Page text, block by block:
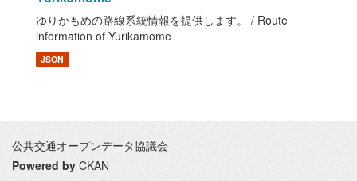
ゆりかもめの路線系統情報を提供します。 / Route
information of Yurikamome
JSON
公共交通オープンデータ協議会
Powered by CKAN